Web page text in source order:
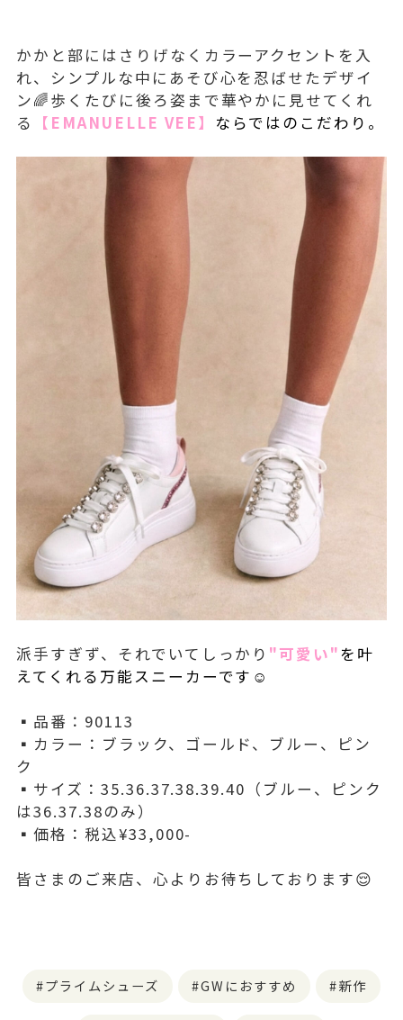
かかと部にはさりげなくカラーアクセントを入
れ、シンプルな中にあそび心を忍ばせたデザイ
ン🌈歩くたびに後ろ姿まで華やかに見せてくれ
る
【EMANUELLE VEE】 ならではのこだわり。
派手すぎず、それでいてしっかり "可愛い"を叶
えてくれる万能スニーカーです☺️
▪️品番：90113
▪️カラー：ブラック、ゴールド、ブルー、ピン
ク
▪️サイズ：35.36.37.38.39.40（ブルー、ピンク
は36.37.38のみ）
▪️価格：税込¥33,000-
皆さまのご来店、心よりお待ちしております😌
プライムシューズ GWにおすすめ 新作